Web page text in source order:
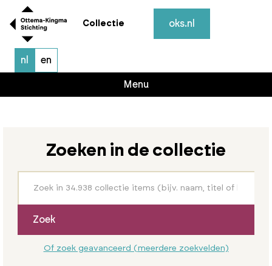
Collectie oks.nl
nl en
Menu
Zoeken in de collectie
Zoek
Of zoek geavanceerd (meerdere zoekvelden)